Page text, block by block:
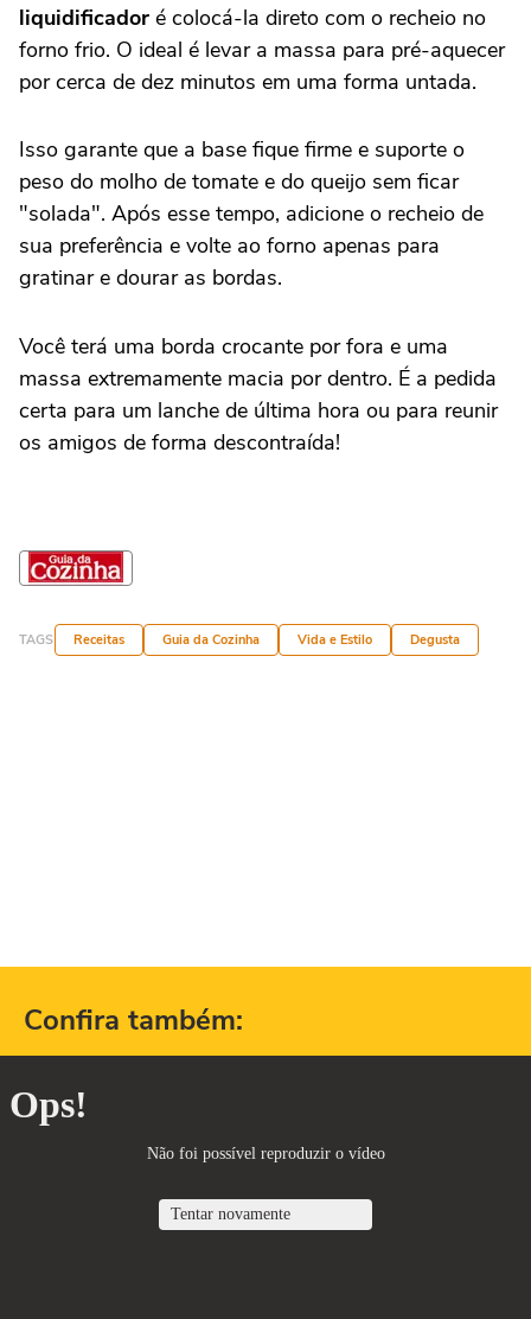
liquidificador é colocá-la direto com o recheio no
forno frio. O ideal é levar a massa para pré-aquecer
por cerca de dez minutos em uma forma untada.
Isso garante que a base fique firme e suporte o
peso do molho de tomate e do queijo sem ficar
"solada". Após esse tempo, adicione o recheio de
sua preferência e volte ao forno apenas para
gratinar e dourar as bordas.
Você terá uma borda crocante por fora e uma
massa extremamente macia por dentro. É a pedida
certa para um lanche de última hora ou para reunir
os amigos de forma descontraída!
TAGS Receitas Guia da Cozinha Vida e Estilo Degusta
Confira também: